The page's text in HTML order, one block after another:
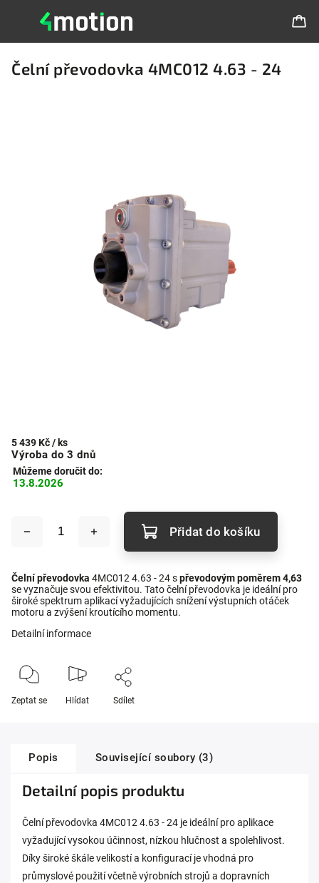
Čelní převodovka 4MC012 4.63 - 24
5 439 Kč/ ks
Výroba do 3 dnů
Můžeme doručit do:
13.8.2026
Přidat do košíku
Čelní převodovka 4MC012 4.63 - 24 spřevodovým poměrem 4,63
se vyznačuje svou efektivitou. Tato čelní převodovka je ideální pro
široké spektrum aplikací vyžadujících snížení výstupních otáček
motoru a zvýšení kroutícího momentu.
Detailní informace
Zeptat se Hlídat Sdílet
Popis Související soubory (3)
Detailní popis produktu
Čelní převodovka 4MC012 4.63 - 24 je ideální pro aplikace
vyžadující vysokou účinnost, nízkou hlučnost a spolehlivost.
Díky široké škále velikostí a konfigurací je vhodná pro
průmyslové použití včetně výrobních strojů a dopravních